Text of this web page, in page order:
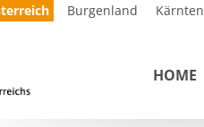
Burgenland Kärnten
HOME